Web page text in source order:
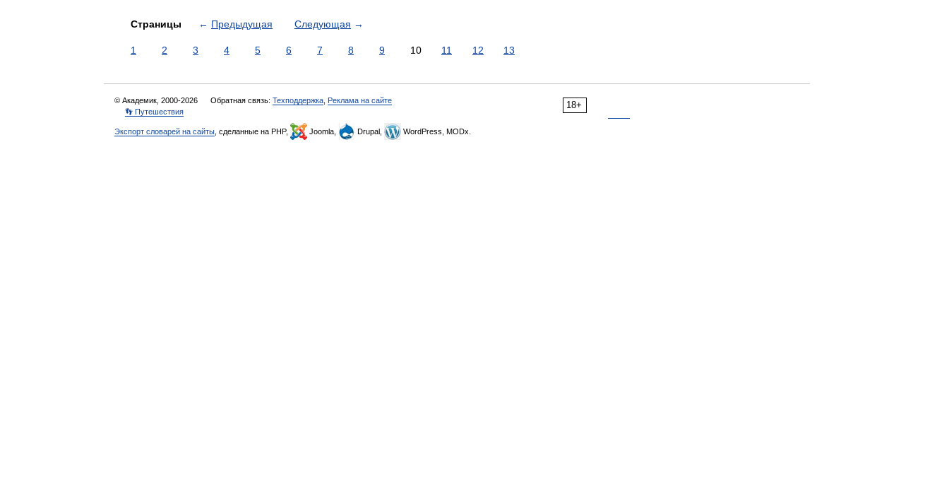
Страницы ← Предыдущая Следующая →
1 2 3 4 5 6 7 8 9 10 11 12 13
18+
© Академик, 2000-2026 Обратная связь: Техподдержка Реклама на сайте
👣 Путешествия
Экспорт словарей на сайты , сделанные на PHP, Joomla, Drupal, WordPress, MODx.